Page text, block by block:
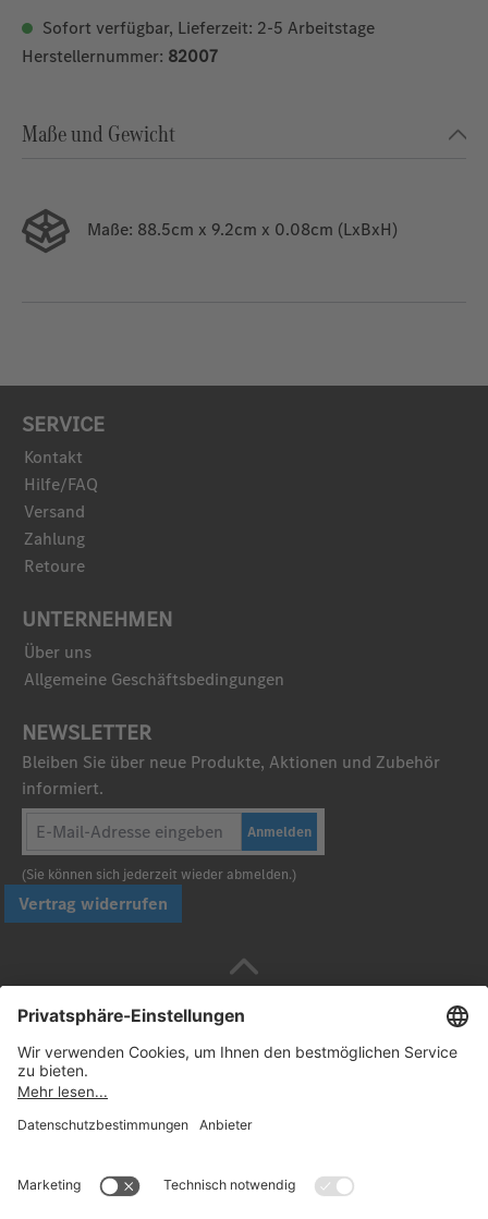
Sofort verfügbar, Lieferzeit: 2-5 Arbeitstage
Herstellernummer: 82007
Maße und Gewicht
Maße: 88.5cm x 9.2cm x 0.08cm (LxBxH)
SERVICE
Kontakt
Hilfe/FAQ
Versand
Zahlung
Retoure
UNTERNEHMEN
Über uns
Allgemeine Geschäftsbedingungen
NEWSLETTER
Bleiben Sie über neue Produkte, Aktionen und Zubehör
informiert.
Anmelden
(Sie können sich jederzeit wieder abmelden.)
Vertrag widerrufen
Sicher bezahlen mit